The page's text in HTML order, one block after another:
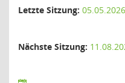
Letzte Sitzung: 05.05.2026
Nächste Sitzung: